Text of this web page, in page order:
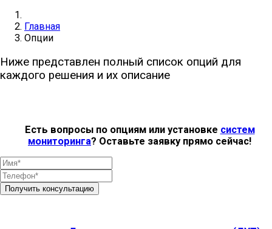
Главная
Опции
Ниже представлен полный список опций для
каждого решения и их описание
Есть вопросы по опциям или установке систем
мониторинга? Оставьте заявку прямо сейчас!
Получить консультацию